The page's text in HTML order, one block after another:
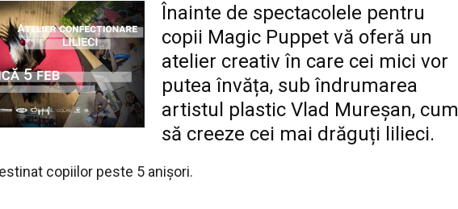
Înainte de spectacolele pentru
copii Magic Puppet vă oferă un
atelier creativ în care cei mici vor
putea învăța, sub îndrumarea
artistul plastic Vlad Mureșan, cum
să creeze cei mai drăguți lilieci.
copiilor peste 5 anișori.